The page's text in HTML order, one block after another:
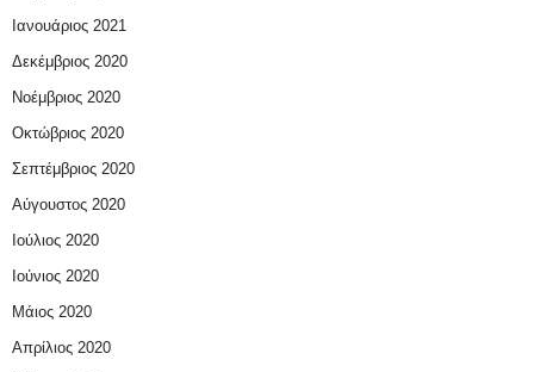
Ιανουάριος 2021
Δεκέμβριος 2020
Νοέμβριος 2020
Οκτώβριος 2020
Σεπτέμβριος 2020
Αύγουστος 2020
Ιούλιος 2020
Ιούνιος 2020
Μάιος 2020
Απρίλιος 2020